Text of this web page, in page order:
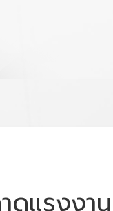
ดแรงงา